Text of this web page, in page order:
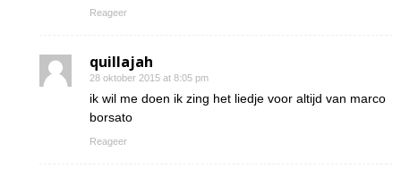
Reageer
quillajah
28 oktober 2015 at 8:05 pm
ik wil me doen ik zing het liedje voor altijd van marco
borsato
Reageer